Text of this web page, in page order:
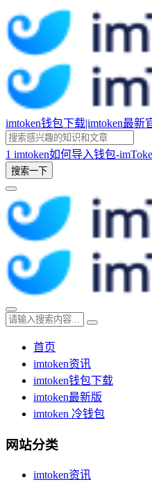
imtoken钱包下载|imtoken最
1 imtoken如何导入钱包-
搜索一下
首页
imtoken资讯
imtoken钱包下载
imtoken最新版
imtoken 冷钱包
网站分类
imtoken资讯